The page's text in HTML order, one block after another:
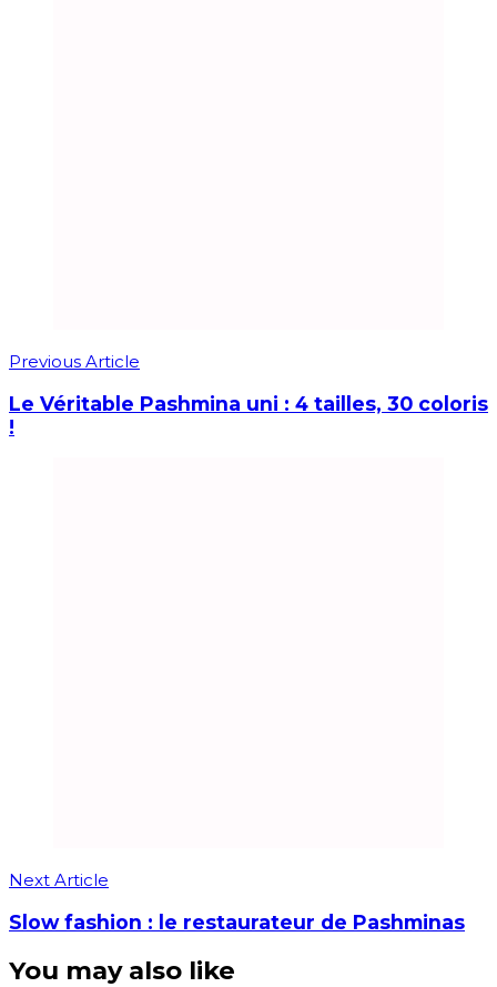
Previous Article
Le Véritable Pashmina uni : 4 tailles, 30 coloris
!
Next Article
Slow fashion : le restaurateur de Pashminas
You may also like